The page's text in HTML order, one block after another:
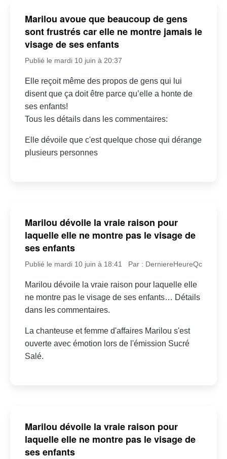
Marilou avoue que beaucoup de gens
sont frustrés car elle ne montre jamais le
visage de ses enfants
Publié le mardi 10 juin à 20:37
Elle reçoit même des propos de gens qui lui
disent que ça doit être parce qu’elle a honte de
ses enfants!
Tous les détails dans les commentaires:
Elle dévoile que c'est quelque chose qui dérange
plusieurs personnes
Marilou dévoile la vraie raison pour
laquelle elle ne montre pas le visage de
ses enfants
Publié le mardi 10 juin à 18:41 Par : DerniereHeureQc
Marilou dévoile la vraie raison pour laquelle elle
ne montre pas le visage de ses enfants… Détails
dans les commentaires.
La chanteuse et femme d'affaires Marilou s'est
ouverte avec émotion lors de l'émission Sucré
Salé.
Marilou dévoile la vraie raison pour
laquelle elle ne montre pas le visage de
ses enfants